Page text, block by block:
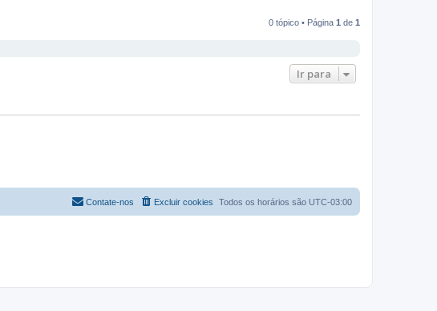
0 tópico • Página 1 de 1
Ir para
Todos os horários são UTC-03:00
Excluir cookies
Contate-nos